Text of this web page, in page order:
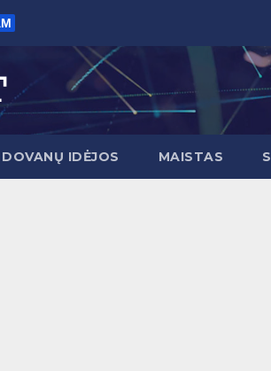
DOVANŲ IDĖJOS MAISTAS